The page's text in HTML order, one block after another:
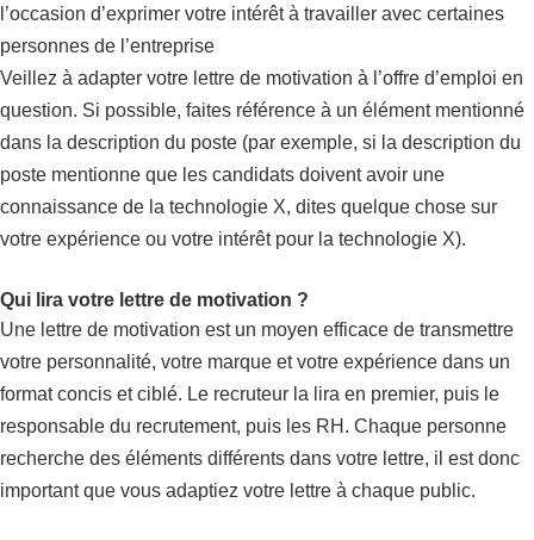
l’occasion d’exprimer votre intérêt à travailler avec certaines
personnes de l’entreprise
Veillez à adapter votre lettre de motivation à l’offre d’emploi en
question. Si possible, faites référence à un élément mentionné
dans la description du poste (par exemple, si la description du
poste mentionne que les candidats doivent avoir une
connaissance de la technologie X, dites quelque chose sur
votre expérience ou votre intérêt pour la technologie X).
Qui lira votre lettre de motivation ?
Une lettre de motivation est un moyen efficace de transmettre
votre personnalité, votre marque et votre expérience dans un
format concis et ciblé. Le recruteur la lira en premier, puis le
responsable du recrutement, puis les RH. Chaque personne
recherche des éléments différents dans votre lettre, il est donc
important que vous adaptiez votre lettre à chaque public.